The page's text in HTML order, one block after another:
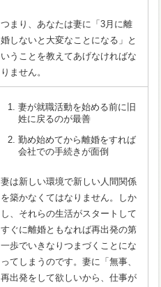
つまり、あなたは妻に「3月に離
婚しないと大変なことになる」と
いうことを教えてあげなければな
りません。
妻が就職活動を始める前に旧
姓に戻るのが最善
勤め始めてから離婚をすれば
会社での手続きが面倒
妻は新しい環境で新しい人間関係
を築かなくてはなりません。しか
し、それらの生活がスタートして
すぐに離婚ともなれば再出発の第
一歩でいきなりつまづくことにな
ってしまうのです。妻に「無事、
再出発をして欲しいから、仕事が